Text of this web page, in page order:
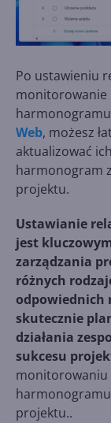
Po ustawieniu
monitorowanie
Web, możesz
aktualizować
harmonogram
projektu.
Ustawianie
jest
zarządzania
różnych
odpowiednich
skutecznie
działania
sukcesu
monitorowaniu
projektu..